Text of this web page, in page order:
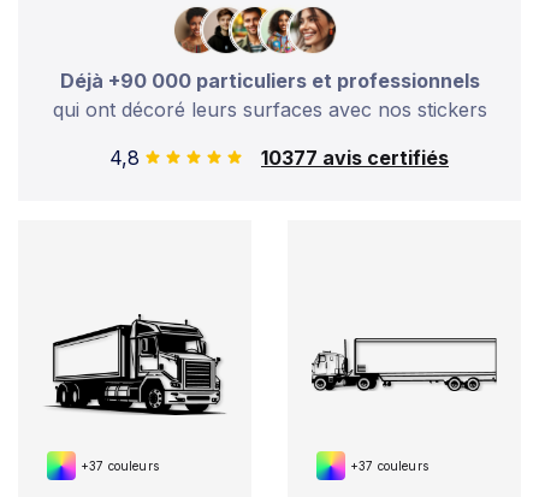
Déjà +90 000 particuliers et professionnels
qui ont décoré leurs surfaces avec nos stickers
4,8
10377 avis certifiés
+37 couleurs +37 couleurs